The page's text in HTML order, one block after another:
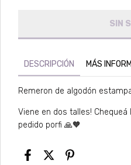
DESCRIPCIÓN MÁS
Remeron de algodón
Viene en dos talles!
pedido porfi 🙏🧡